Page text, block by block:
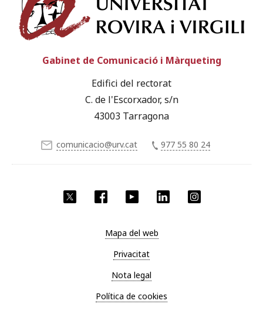
Facebook YouTube LinkedIn
Gabinet de Comunicació i Màrqueting
Edifici del rectorat
C. de l'Escorxador, s/n
43003 Tarragona
comunicacio@urv.cat 977 55 80 24
Mapa del web
Privacitat
Nota legal
Política de cookies